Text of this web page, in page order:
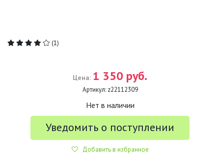
(1)
Цена: 1 350 руб.
Артикул: z22112309
Нет в наличии
Уведомить о поступлении
Добавить в избранное